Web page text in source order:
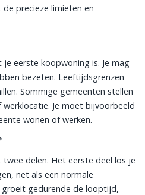
precieze limieten en
je eerste koopwoning is. Je mag
bezeten. Leeftijdsgrenzen
Sommige gemeenten stellen
Je moet bijvoorbeeld
wonen of werken.
delen. Het eerste deel los je
net als een normale
gedurende de looptijd,